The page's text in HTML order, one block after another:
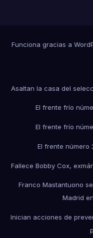
Funciona gracias a
Asaltan la casa del
El frente frío
El frente frío
El frente número
Fallece Bobby Cox,
Franco Mastantuono
Madrid
Inician acciones de